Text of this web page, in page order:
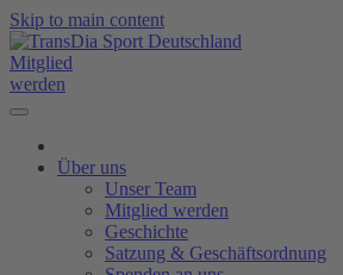
Skip to main content
Mitglied
werden
Über uns
Unser Team
Mitglied werden
Geschichte
Satzung & Geschäftsordnung